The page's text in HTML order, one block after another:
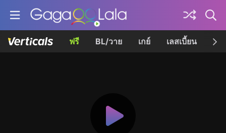
ฟรี BL/วาย เกย์ เลสเบี้ยน เค